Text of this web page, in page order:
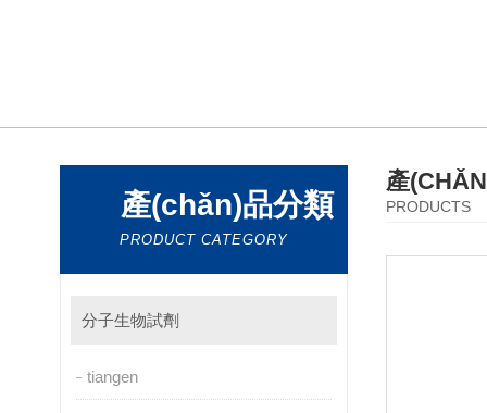
產(chǎn)品分類
PRODUCT CATEGORY
分子生物試劑
tiangen
產
PRODUCTS